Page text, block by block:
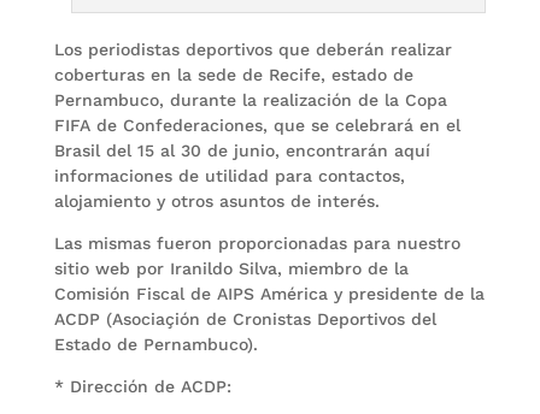
Los periodistas deportivos que deberán realizar
coberturas en la sede de Recife, estado de
Pernambuco, durante la realización de la Copa
FIFA de Confederaciones, que se celebrará en el
Brasil del 15 al 30 de junio, encontrarán aquí
informaciones de utilidad para contactos,
alojamiento y otros asuntos de interés.
Las mismas fueron proporcionadas para nuestro
sitio web por Iranildo Silva, miembro de la
Comisión Fiscal de AIPS América y presidente de la
ACDP (Asociaçión de Cronistas Deportivos del
Estado de Pernambuco).
* Dirección de ACDP: